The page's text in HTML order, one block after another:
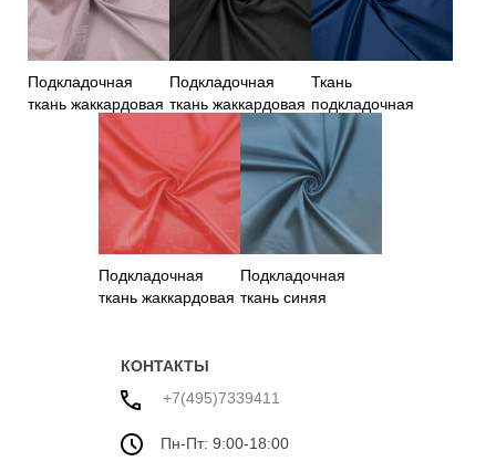
Подкладочная
ткань жаккардовая
розового цвета
Подкладочная
ткань жаккардовая
Италия
Ткань
подкладочная
синего цвета
Германия
Подкладочная
ткань жаккардовая
Подкладочная
ткань синяя
КОНТАКТЫ
+7(495)7339411
Пн-Пт: 9:00-18:00